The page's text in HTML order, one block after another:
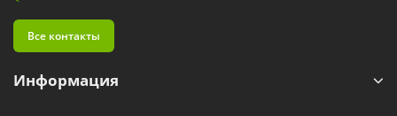
Все контакты
Информация